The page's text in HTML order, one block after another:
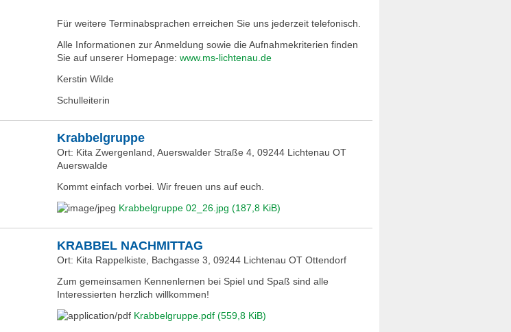
Für weitere Terminabsprachen erreichen Sie uns jederzeit telefonisch.
Alle Informationen zur Anmeldung sowie die Aufnahmekriterien finden
Sie auf unserer Homepage: www.ms-lichtenau.de
Kerstin Wilde
Schulleiterin
Krabbelgruppe
Ort: Kita Zwergenland, Auerswalder Straße 4, 09244 Lichtenau OT
Auerswalde
Kommt einfach vorbei. Wir freuen uns auf euch.
Krabbelgruppe 02_26.jpg (187,8 KiB)
KRABBEL NACHMITTAG
Ort: Kita Rappelkiste, Bachgasse 3, 09244 Lichtenau OT Ottendorf
Zum gemeinsamen Kennenlernen bei Spiel und Spaß sind alle
Interessierten herzlich willkommen!
Krabbelgruppe.pdf (559,8 KiB)